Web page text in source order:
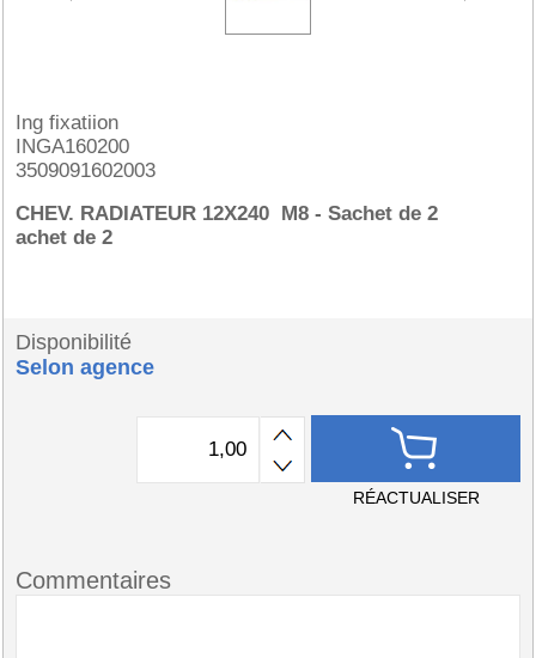
Ing fixatiion
INGA160200
3509091602003
CHEV. RADIATEUR 12X240 M8 - Sachet de 2
achet de 2
Disponibilité
Selon agence
RÉACTUALISER
Commentaires